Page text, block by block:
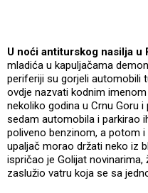
U noći antiturskog nasilja u
mladića u kapuljačama
periferiji su gorjeli automobili
ovdje nazvati kodnim
nekoliko godina u Crnu Goru
sedam automobila i parkirao
poliveno benzinom, a potom
upaljač morao držati neko iz
ispričao je Golijat novinarima,
zaslužio vatru koja se sa